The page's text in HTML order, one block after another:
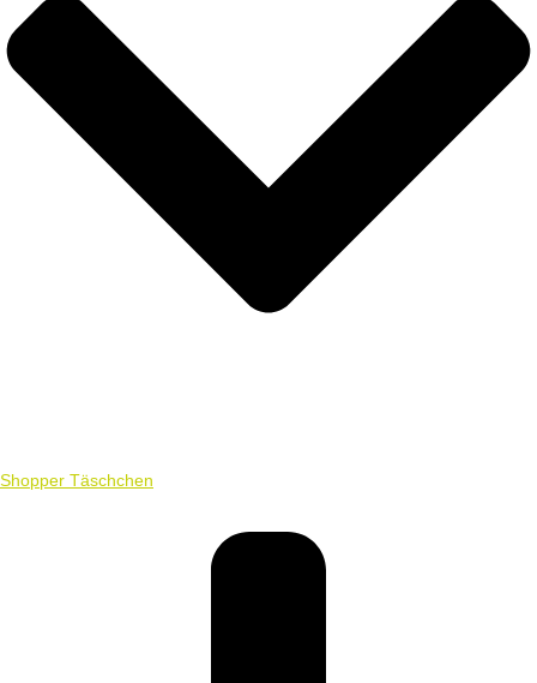
Shopper Täschchen